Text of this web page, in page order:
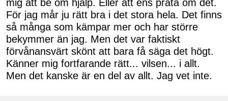
mig att be om hjälp. Eller att ens prata om det.
För jag mår ju rätt bra i det stora hela. Det finns
så många som kämpar mer och har större
bekymmer än jag. Men det var faktiskt
förvånansvärt skönt att bara få säga det högt.
Känner mig fortfarande rätt... vilsen... i allt.
Men det kanske är en del av allt. Jag vet inte.